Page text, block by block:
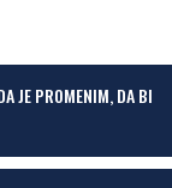
JE PROMENIM, DA BI